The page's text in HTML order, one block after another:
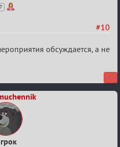
7
#10
обсуждается, а не